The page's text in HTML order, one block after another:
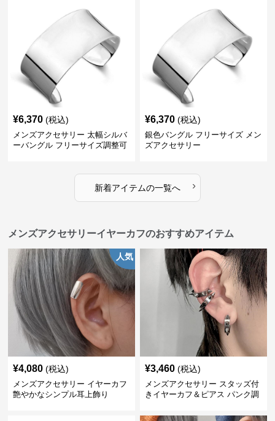
¥6,370 (税込)
メンズアクセサリー 太幅シルバ
ーバングル フリーサイズ調整可
¥6,370 (税込)
銀色バングル フリーサイズ メン
ズアクセサリー
新着アイテムの一覧へ ›
メンズアクセサリーイヤーカフのおすすめアイテム
人気
¥4,080 (税込)
メンズアクセサリー イヤーカフ
艶やかなシンプル耳上飾り
¥3,460 (税込)
メンズアクセサリー スタッズ付
きイヤーカフ＆ピアス パンク調